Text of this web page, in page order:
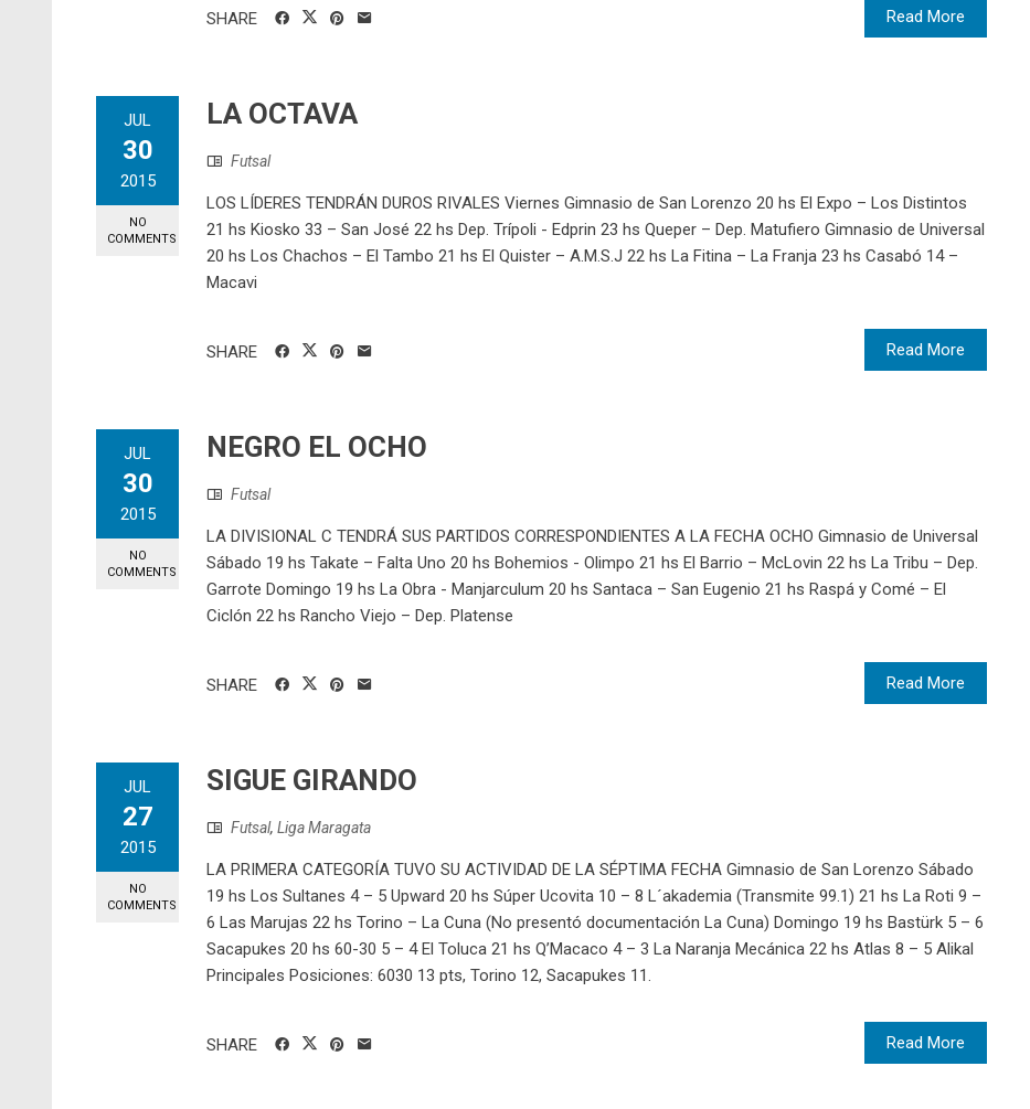
Read More
SHARE
JUL
30
2015
NO
COMMENTS
LA OCTAVA
Futsal
LOS LÍDERES TENDRÁN DUROS RIVALES Viernes Gimnasio de San Lorenzo 20 hs El Expo – Los Distintos
21 hs Kiosko 33 – San José 22 hs Dep. Trípoli - Edprin 23 hs Queper – Dep. Matufiero Gimnasio de Universal
20 hs Los Chachos – El Tambo 21 hs El Quister – A.M.S.J 22 hs La Fitina – La Franja 23 hs Casabó 14 –
Macavi
Read More
SHARE
JUL
30
2015
NO
COMMENTS
NEGRO EL OCHO
Futsal
LA DIVISIONAL C TENDRÁ SUS PARTIDOS CORRESPONDIENTES A LA FECHA OCHO Gimnasio de Universal
Sábado 19 hs Takate – Falta Uno 20 hs Bohemios - Olimpo 21 hs El Barrio – McLovin 22 hs La Tribu – Dep.
Garrote Domingo 19 hs La Obra - Manjarculum 20 hs Santaca – San Eugenio 21 hs Raspá y Comé – El
Ciclón 22 hs Rancho Viejo – Dep. Platense
Read More
SHARE
JUL
27
2015
NO
COMMENTS
SIGUE GIRANDO
Futsal, Liga Maragata
LA PRIMERA CATEGORÍA TUVO SU ACTIVIDAD DE LA SÉPTIMA FECHA Gimnasio de San Lorenzo Sábado
19 hs Los Sultanes 4 – 5 Upward 20 hs Súper Ucovita 10 – 8 L´akademia (Transmite 99.1) 21 hs La Roti 9 –
6 Las Marujas 22 hs Torino – La Cuna (No presentó documentación La Cuna) Domingo 19 hs Bastürk 5 – 6
Sacapukes 20 hs 60-30 5 – 4 El Toluca 21 hs Q’Macaco 4 – 3 La Naranja Mecánica 22 hs Atlas 8 – 5 Alikal
Principales Posiciones: 6030 13 pts, Torino 12, Sacapukes 11.
Read More
SHARE